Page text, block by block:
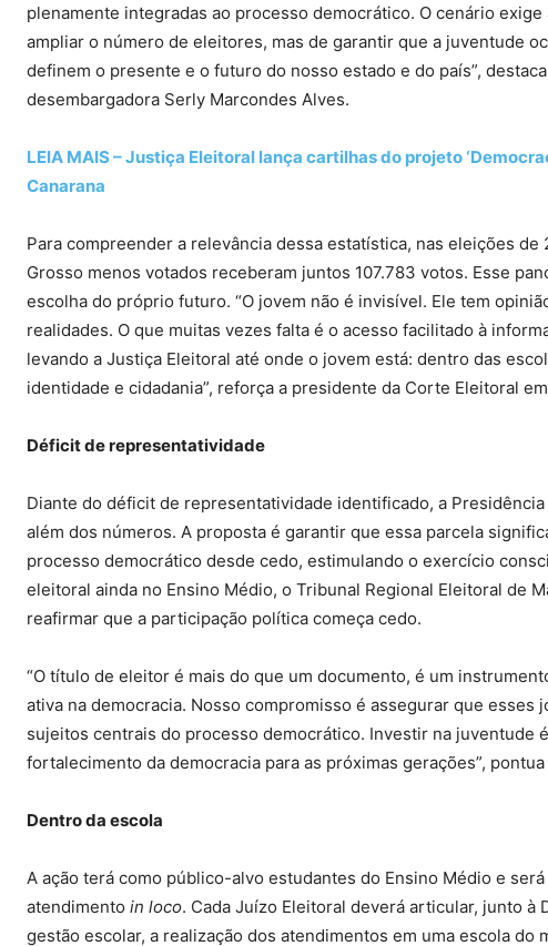
plenamente integradas ao processo democrático. O cenário
ampliar o número de eleitores, mas de garantir que a juventude
definem o presente e o futuro do nosso estado e do país”,
desembargadora Serly Marcondes Alves.
LEIA MAIS – Justiça Eleitoral lança cartilhas do projeto
Canarana
Para compreender a relevância dessa estatística, nas eleições
Grosso menos votados receberam juntos 107.783 votos. Esse
escolha do próprio futuro. “O jovem não é invisível. Ele tem
realidades. O que muitas vezes falta é o acesso facilitado à
levando a Justiça Eleitoral até onde o jovem está: dentro das
identidade e cidadania”, reforça a presidente da Corte Eleitoral
Déficit de representatividade
Diante do déficit de representatividade identificado, a
além dos números. A proposta é garantir que essa parcela
processo democrático desde cedo, estimulando o exercício
eleitoral ainda no Ensino Médio, o Tribunal Regional Eleitoral de
reafirmar que a participação política começa cedo.
“O título de eleitor é mais do que um documento, é um
ativa na democracia. Nosso compromisso é assegurar que
sujeitos centrais do processo democrático. Investir na juventude
fortalecimento da democracia para as próximas gerações”, pontua
Dentro da escola
A ação terá como público-alvo estudantes do Ensino Médio e
atendimento in loco. Cada Juízo Eleitoral deverá articular, junto à
gestão escolar, a realização dos atendimentos em uma escola